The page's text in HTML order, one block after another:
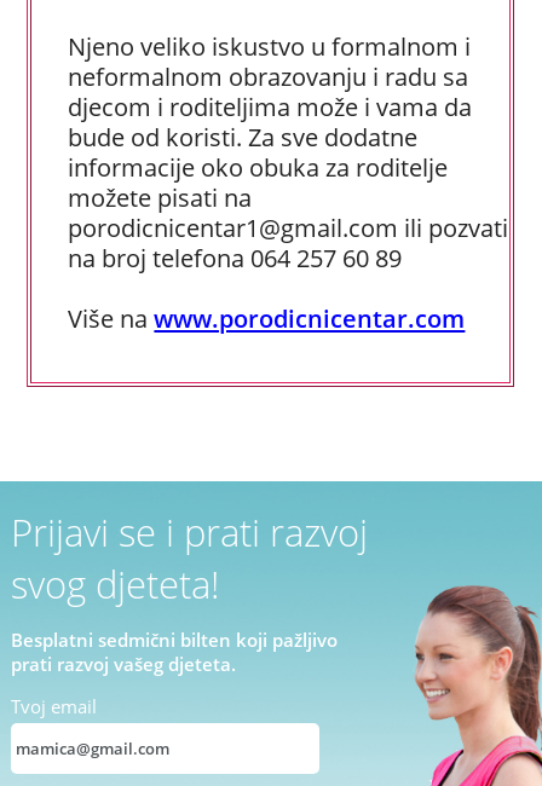
Njeno veliko iskustvo u formalnom i
neformalnom obrazovanju i radu sa
djecom i roditeljima može i vama da
bude od koristi. Za sve dodatne
informacije oko obuka za roditelje
možete pisati na
porodicnicentar1@gmail.com ili pozvati
na broj telefona 064 257 60 89
Više nawww.porodicnicentar.com
Prijavi se i prati razvoj
svog djeteta!
Besplatni sedmični bilten koji pažljivo
prati razvoj vašeg djeteta.
Tvoj email